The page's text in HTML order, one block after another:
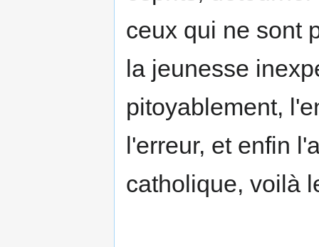
ceux qui ne sont
la jeunesse
pitoyablement,
l'erreur, et enfin
catholique, voilà